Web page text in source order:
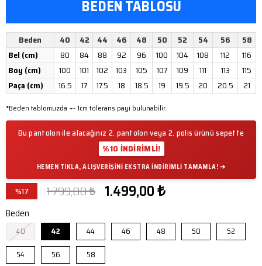
BEDEN TABLOSU
Beden 40 42 44 46 48 50 52 54 56
58
Bel (cm)
80 84 88 92 96 100 104 108 112
116
Boy (cm)
100 101 102 103 105 107 109 111 113
115
Paça (cm)
16.5 17 17.5 18 18.5 19 19.5 20 20.5 21
*Beden tablomuzda +- 1cm tolerans payı bulunabilir.
Bu pantolon ile alacağınız 2. pantolon veya 2. polis ürünü sepette
%10 İNDİRİMLİ!
HEMEN TIKLA, ALIŞVERIŞINI EKSTRA INDIRIMLI TAMAMLA! ➔
%17
İndirim
1.799,00 ₺ 1.499,00 ₺
Beden
40 42 44 46 48 50
52
54
56 58